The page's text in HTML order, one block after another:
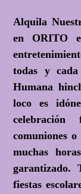
Alquila
en ORITO
todas y
Humana
loco es
celebración
comuniones
muchas
garantizado.
fiestas